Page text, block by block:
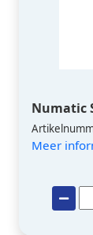
Numatic
Meer